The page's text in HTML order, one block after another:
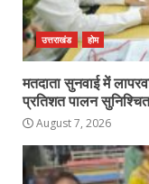
उत्तराखंड होम
मतदाता सुनवाई में
प्रतिशत पालन
August 7, 2026